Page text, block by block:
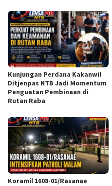
Kunjungan Perdana Kakanwil
Ditjenpas NTB Jadi Momentum
Penguatan Pembinaan di
Rutan Raba
Koramil 1608-01/Rasanae